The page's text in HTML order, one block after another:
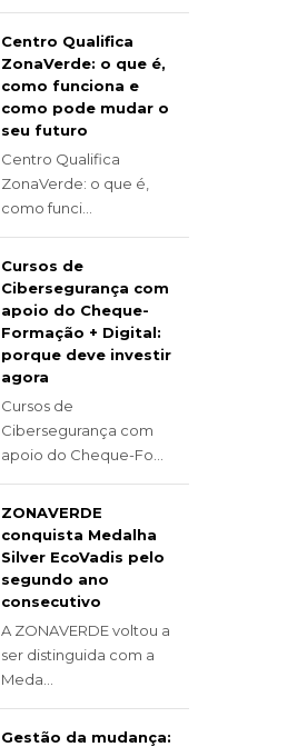
Centro Qualifica
ZonaVerde: o que é,
como funciona e
como pode mudar o
seu futuro
Centro Qualifica
ZonaVerde: o que é,
como funci...
Cursos de
Cibersegurança com
apoio do Cheque-
Formação + Digital:
porque deve investir
agora
Cursos de
Cibersegurança com
apoio do Cheque-Fo...
ZONAVERDE
conquista Medalha
Silver EcoVadis pelo
segundo ano
consecutivo
A ZONAVERDE voltou a
ser distinguida com a
Meda...
Gestão da mudança: